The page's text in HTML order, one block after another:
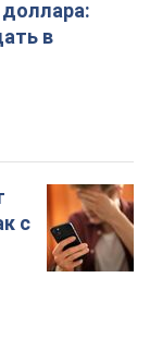
доллара:
в
с